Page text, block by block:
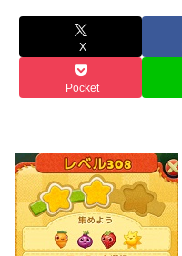
X
Pocket